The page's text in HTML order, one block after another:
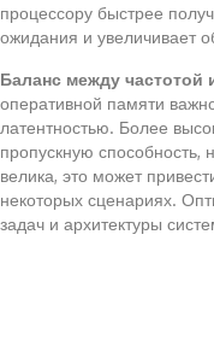
процессору быстрее
ожидания и увеличивает
Баланс между частотой
оперативной памяти
латентностью. Более
пропускную способность,
велика, это может
некоторых сценариях.
задач и архитектуры